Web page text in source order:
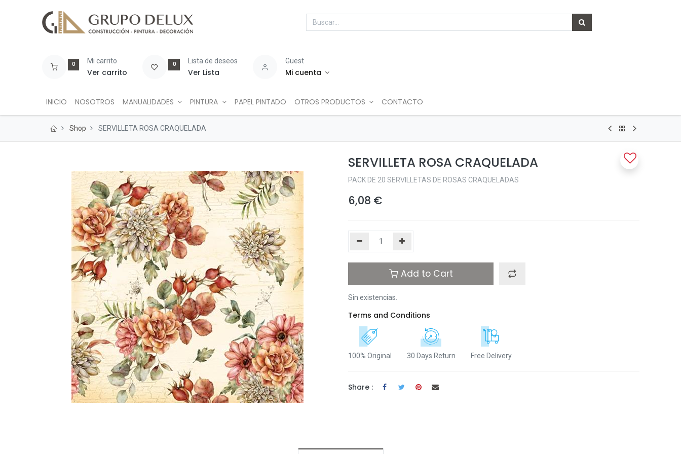
0 Mi carrito
Ver carrito
0 Lista de deseos
Ver Lista
Guest
Mi cuenta
INICIO NOSOTROS MANUALIDADES PINTURA PAPEL PINTADO OTROS PRODUCTOS CONTACTO
Shop SERVILLETA ROSA CRAQUELADA
SERVILLETA ROSA CRAQUELADA
PACK DE 20 SERVILLETAS DE ROSAS CRAQUELADAS
6,08 €
Add to Cart
Sin existencias.
Terms and Conditions
100% Original 30 Days Return Free Delivery
Share :